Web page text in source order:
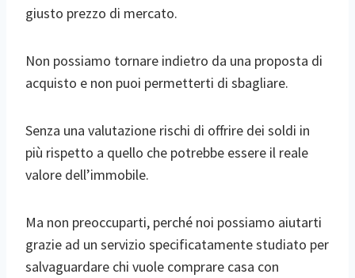
giusto prezzo di mercato.
Non possiamo tornare indietro da una proposta di
acquisto e non puoi permetterti di sbagliare.
Senza una valutazione rischi di offrire dei soldi in
più rispetto a quello che potrebbe essere il reale
valore dell’immobile.
Ma non preoccuparti, perché noi possiamo aiutarti
grazie ad un servizio specificatamente studiato per
salvaguardare chi vuole comprare casa con